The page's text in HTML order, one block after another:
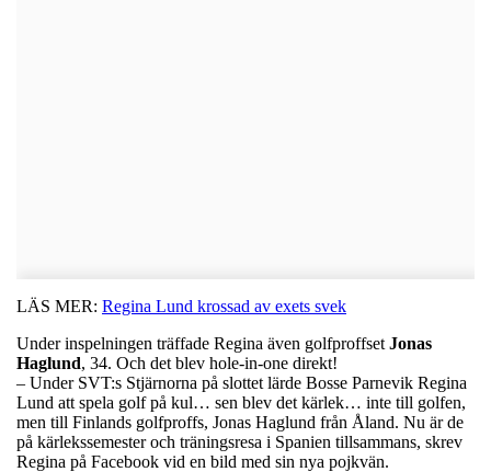
LÄS MER: Regina Lund krossad av exets svek
Under inspelningen träffade Regina även golfproffset Jonas
Haglund, 34. Och det blev hole-in-one direkt!
– Under SVT:s Stjärnorna på slottet lärde Bosse Parnevik Regina
Lund att spela golf på kul… sen blev det kärlek… inte till golfen,
men till Finlands golfproffs, Jonas Haglund från Åland. Nu är de
på kärlekssemester och träningsresa i Spanien tillsammans, skrev
Regina på Facebook vid en bild med sin nya pojkvän.